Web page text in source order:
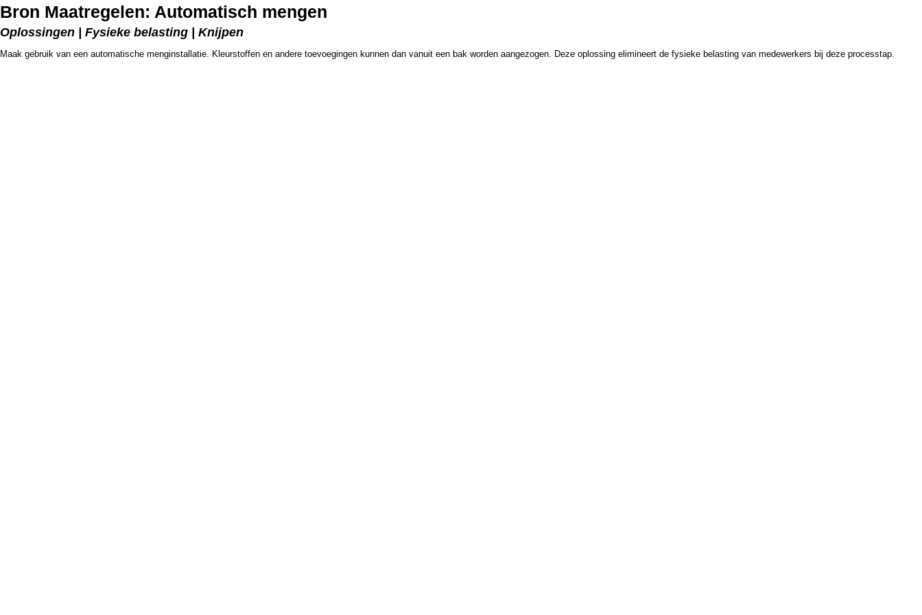
Bron Maatregelen: Automatisch mengen
Oplossingen | Fysieke belasting | Knijpen
Maak gebruik van een automatische menginstallatie. Kleurstoffen en andere toevoegingen kunnen dan vanuit een bak worden aangezogen. Deze oplossing elimineert de fysieke belasting van medewerkers bij deze processtap.